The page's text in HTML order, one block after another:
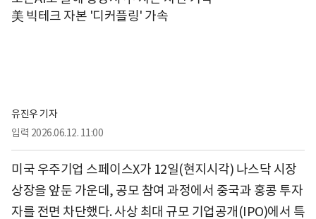
美 빅테크 자본 '디커플링' 가속
유진우 기자
입력 2026.06.12. 11:00
미국 우주기업 스페이스X가 12일(현지시각) 나스닥 시장
상장을 앞둔 가운데, 공모 참여 과정에서 중국과 홍콩 투자
자를 전면 차단했다. 사상 최대 규모 기업공개(IPO)에서 특